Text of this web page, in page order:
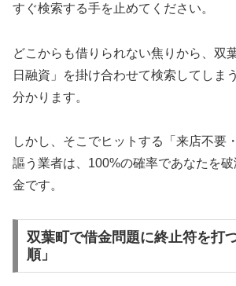
すぐ検索する手を止めてください。
どこからも借りられない焦りから、双
日融資」を掛け合わせて検索してしま
分かります。
しかし、そこでヒットする「来店不要
謳う業者は、100%の確率であなたを
金です。
双葉町で借金問題に終止符を打
順」